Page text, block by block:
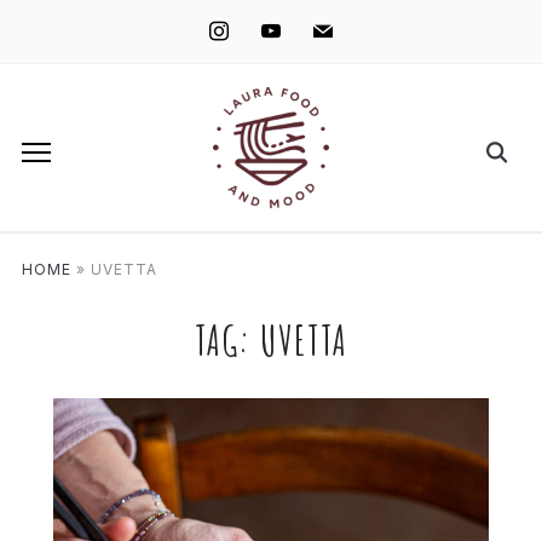
instagramyoutube mail
HOME » UVETTA
TAG: UVETTA